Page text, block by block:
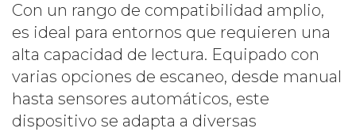
Con un rango de compatibilidad amplio,
es ideal para entornos que requieren una
alta capacidad de lectura. Equipado con
varias opciones de escaneo, desde manual
hasta sensores automáticos, este
dispositivo se adapta a diversas